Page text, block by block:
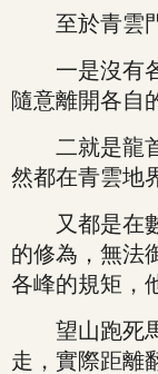
至於青雲門
一是沒有各
隨意離開各自
二就是龍首
然都在青雲地
又都是在數
的修為，無法
各峰的規矩，
望山跑死馬
走，實際距離